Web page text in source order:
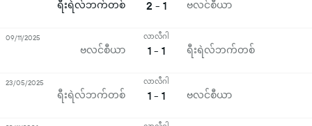
ရီးရဲလ်ဘက်တစ် 2 - 1 ဗလင်စီယာ
ဗလင်စီယာ
လာလီဂါ
1 - 1 ရီးရဲလ်ဘက်တစ်
09/11/2025
ရီးရဲလ်ဘက်တစ်
လာလီဂါ
1 - 1 ဗလင်စီယာ
23/05/2025